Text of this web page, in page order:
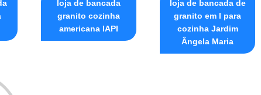
loja de bancada
granito cozinha
americana IAPI
loja de bancada de
granito em l para
cozinha Jardim
Ângela Maria